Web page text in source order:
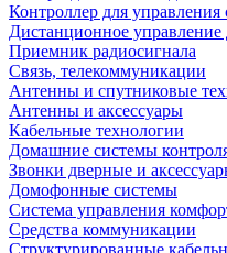
Контроллер для
Дистанционное
Приемник радиосигнала
Связь, телекоммуникации
Антенны и спутниковые
Антенны и аксессуары
Кабельные технологии
Домашние системы
Звонки дверные и
Домофонные системы
Система управления
Средства коммуникации
Структурированные